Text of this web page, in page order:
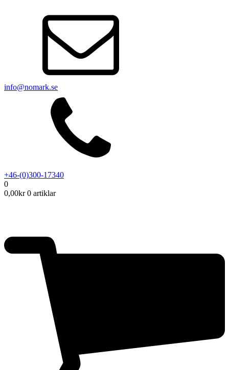
info@nomark.se
+46-(0)300-17340
0
0,00kr 0 artiklar